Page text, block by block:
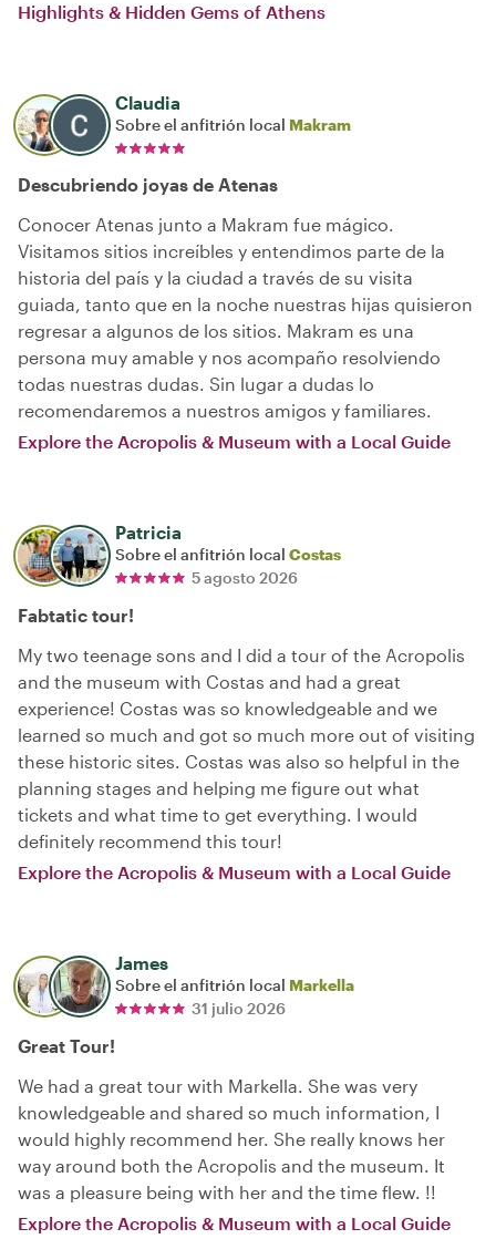
Highlights & Hidden Gems of Athens
Claudia
Sobre el anfitrión local Makram
Descubriendo joyas de Atenas
Conocer Atenas junto a Makram fue mágico.
Visitamos sitios increíbles y entendimos parte de la
historia del país y la ciudad a través de su visita
guiada, tanto que en la noche nuestras hijas quisieron
regresar a algunos de los sitios. Makram es una
persona muy amable y nos acompaño resolviendo
todas nuestras dudas. Sin lugar a dudas lo
recomendaremos a nuestros amigos y familiares.
Explore the Acropolis & Museum with a Local Guide
Patricia
Sobre el anfitrión local Costas
5 agosto 2026
Fabtatic tour!
My two teenage sons and I did a tour of the Acropolis
and the museum with Costas and had a great
experience! Costas was so knowledgeable and we
learned so much and got so much more out of visiting
these historic sites. Costas was also so helpful in the
planning stages and helping me figure out what
tickets and what time to get everything. I would
definitely recommend this tour!
Explore the Acropolis & Museum with a Local Guide
James
Sobre el anfitrión local Markella
31 julio 2026
Great Tour!
We had a great tour with Markella. She was very
knowledgeable and shared so much information, I
would highly recommend her. She really knows her
way around both the Acropolis and the museum. It
was a pleasure being with her and the time flew. !!
Explore the Acropolis & Museum with a Local Guide